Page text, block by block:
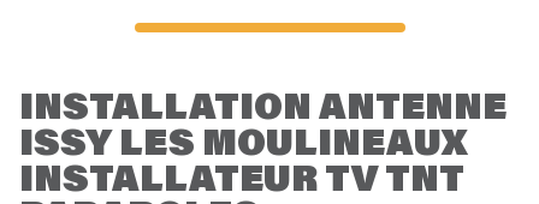
INSTALLATION ANTENNE
ISSY LES MOULINEAUX
INSTALLATEUR TV TNT